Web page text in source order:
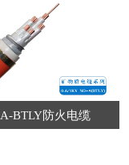
BTLY防火电缆